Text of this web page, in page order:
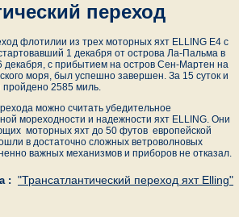
переход
флотилии из трех моторных яхт ELLING Е4 с
1 декабря от острова Ла-Пальма в
декабря, с прибытием на остров Сен-Мартен на
моря, был успешно завершен. За 15 суток и
пройдено 2585 миль.
можно считать убедительное
мореходности и надежности яхт ELLING. Они
моторных яхт до 50 футов европейской
в достаточно сложных ветроволновых
важных механизмов и приборов не отказал.
: "Трансатлантический переход яхт Elling"